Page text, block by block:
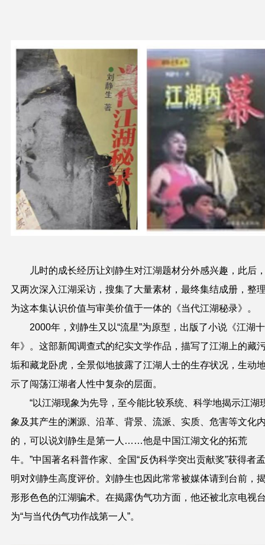
儿时的成长经历让刘静生对江湖题材分外感兴趣，此后
又两次深入江湖采访，搜集了大量素材，最终集结成册，整
为这本集认识价值与审美价值于一体的《当代江湖秘录》。
2000年，刘静生又以“流星”为原型，出版了小说《江湖
年》。这部新闻调查式的纪实文学作品，描写了江湖上的藏
垢和藏龙卧虎，全景似地披露了江湖人士的生存状况，生动
示了闯荡江湖者人性中复杂的层面。
“以江湖现象为先导，至今能比较系统、科学地揭示江湖
象及其产生的渊源、沿革、背景、流派、实质、危害等文化
的，可以说刘静生是第一人……他是中国江湖文化的拓荒
牛。”中国著名科普作家、全国“反伪科学突出贡献奖”获得者
明对刘静生高度评价。刘静生也因此常常被媒体请到台前，
形形色色的江湖骗术。在揭露伪气功方面，他还被北京电视
为“与当代伪气功作战第一人”。